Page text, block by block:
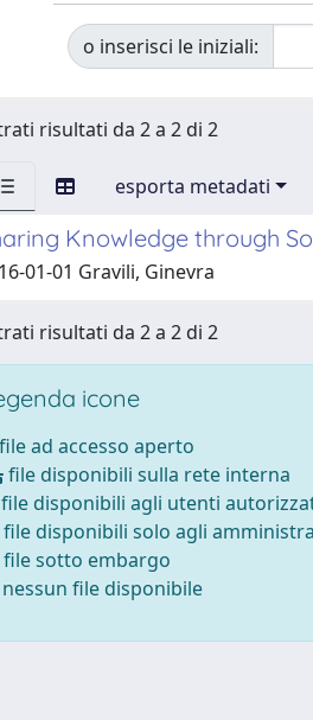
o inserisci le iniziali:
risultati da 2 a 2 di 2
esporta metadati
Knowledge through
01-01 Gravili, Ginevra
risultati da 2 a 2 di 2
icone
file ad accesso aperto
file disponibili sulla rete interna
file disponibili agli utenti
file disponibili solo agli
file sotto embargo
nessun file disponibile